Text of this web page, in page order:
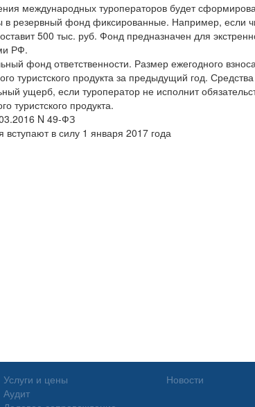
международных туроператоров будет
в резервный фонд фиксированные. Например, если
500 тыс. руб. Фонд предназначен для
РФ.
фонд ответственности. Размер ежегодного
туристского продукта за предыдущий год.
ущерб, если туроператор не исполнит
туристского продукта.
N 49-ФЗ
в силу 1 января 2017 года
Услуги и цены
Аудит
Новости